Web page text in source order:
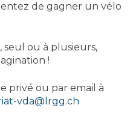
de gagner un vélo
seul ou à plusieurs,
!
privé ou par email à
vda@lrgg.ch